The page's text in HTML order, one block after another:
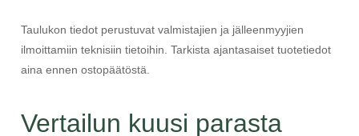
Taulukon tiedot perustuvat valmistajien ja jälleenmyyjien
ilmoittamiin teknisiin tietoihin. Tarkista ajantasaiset tuotetiedot
aina ennen ostopäätöstä.
Vertailun kuusi parasta